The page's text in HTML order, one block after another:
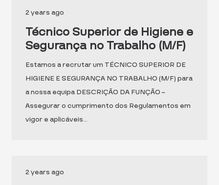
2 years ago
Técnico Superior de Higiene e
Segurança no Trabalho (M/F)
Estamos a recrutar um TÉCNICO SUPERIOR DE
HIGIENE E SEGURANÇA NO TRABALHO (M/F) para
a nossa equipa DESCRIÇÃO DA FUNÇÃO –
Assegurar o cumprimento dos Regulamentos em
vigor e aplicáveis…
2 years ago